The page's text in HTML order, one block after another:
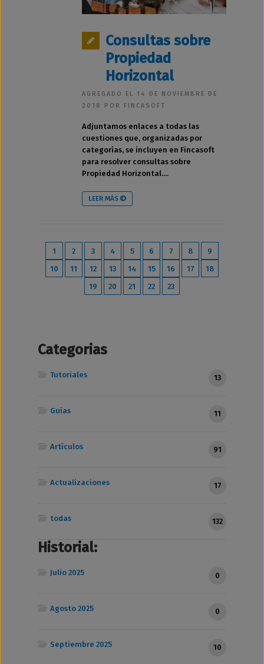
Consultas sobre
Propiedad
Horizontal
AGREGADO EL 14 DE NOVIEMBRE DE
2018 POR FINCASOFT
Adjuntamos enlaces a todas las
cuestiones que, organizadas por
categorías, se incluyen en Fincasoft
para resolver consultas sobre
Propiedad Horizontal....
LEER MÁS
1 2 3 4 5 6 7 8
9
10
11 12 13 14 15 16 17
18
19
20 21 22 23
Categorias
Tutoriales 13
Guías 11
Artículos 91
Actualizaciones 17
todas 132
Historial:
Julio 2025 0
Agosto 2025 0
Septiembre 2025 10